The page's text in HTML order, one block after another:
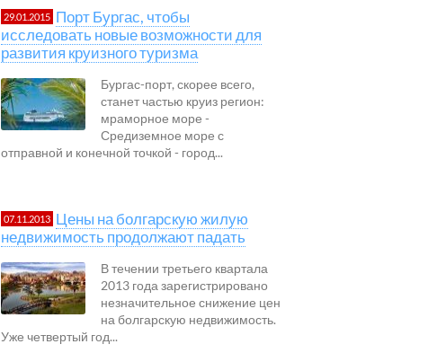
29.01.2015 Порт Бургас, чтобы
исследовать новые возможности для
развития круизного туризма
Бургас-порт, скорее всего,
станет частью круиз регион:
мраморное море -
Средиземное море с
отправной и конечной точкой - город...
07.11.2013 Цены на болгарскую жилую
недвижимость продолжают падать
В течении третьего квартала
2013 года зарегистрировано
незначительное снижение цен
на болгарскую недвижимость.
Уже четвертый год...